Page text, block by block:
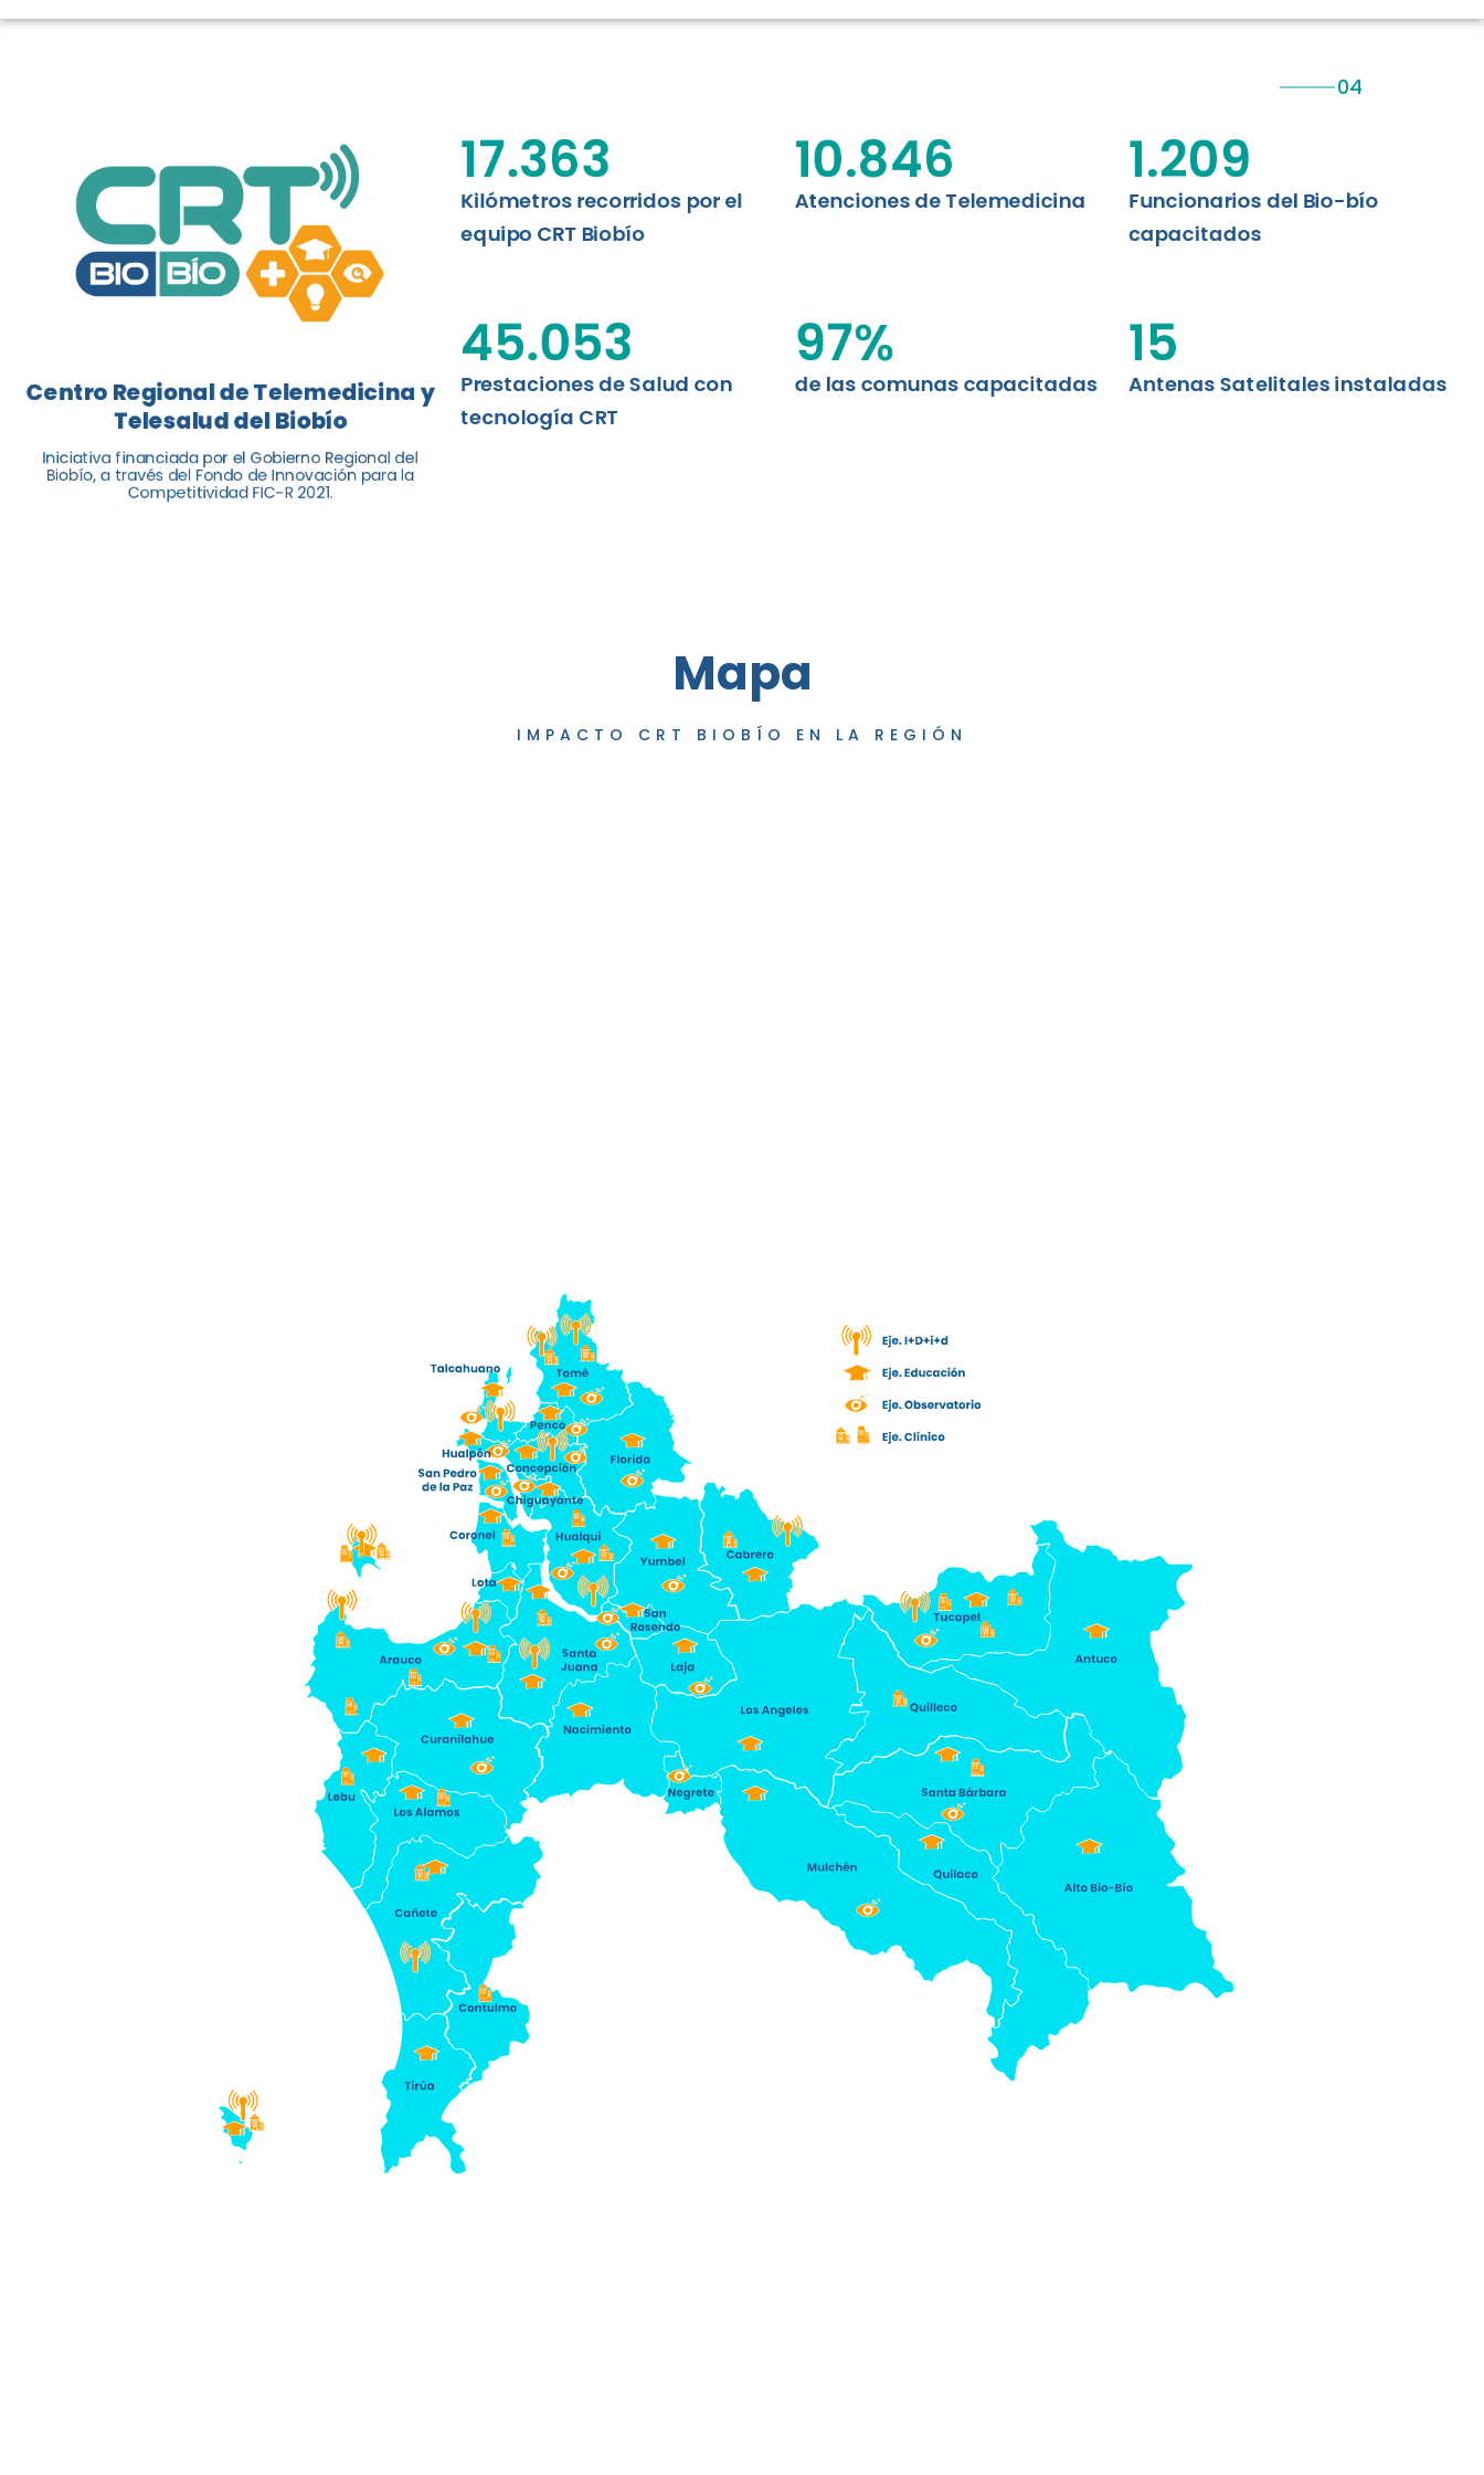
ABORDAJE CLÍNICO EN
I+D+I+E
MDPA
Telesalud del Biobío, a través de la Universidad de Concepción...
Leer más
Centro Regional de Telemedicina y
Telesalud del Biobío
Iniciativa financiada por el Gobierno Regional del
Biobío, a través del Fondo de Innovación para la
Competitividad FIC-R 2021.
Kilómetros recorridos por el
equipo CRT Biobío
17.363
Atenciones de Telemedicina
10.846
Funcionarios del Bio-bío
capacitados
1.209
Prestaciones de Salud con
tecnología CRT
45.053
de las comunas capacitadas
97%
Antenas Satelitales instaladas
15
Mapa
IMPACTO CRT BIOBÍO EN LA REGIÓN